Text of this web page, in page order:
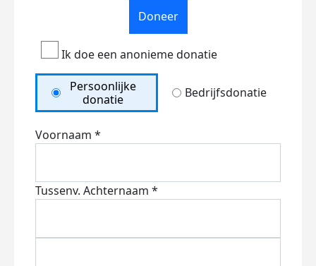
Doneer
Ik doe een anonieme donatie
Persoonlijke
donatie
Bedrijfsdonatie
Voornaam *
Tussenv. Achternaam *